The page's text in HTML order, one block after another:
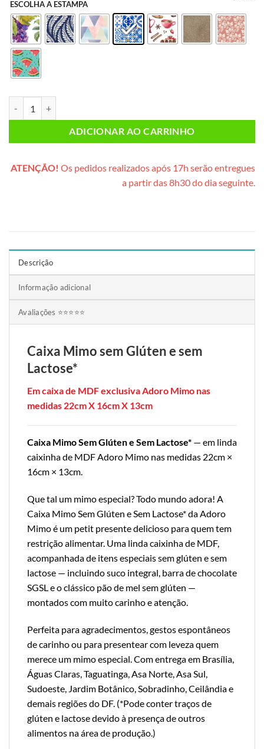
ESCOLHA A ESTAMPA
ADICIONAR AO CARRINHO
ATENÇÃO! Os pedidos realizados após 17h serão entregues
a partir das 8h30 do dia seguinte.
Descrição
Informação adicional
Avaliações ⭐⭐⭐⭐⭐
Caixa Mimosem Glúten e sem
Lactose*
Em caixa de MDF exclusiva Adoro Mimo nas
medidas 22cm X 16cm X 13cm
Caixa Mimo Sem Glúten e Sem Lactose* — em linda
caixinha de MDF Adoro Mimo nas medidas 22cm ×
16cm × 13cm.
Que tal um mimo especial? Todo mundo adora! A
Caixa Mimo Sem Glúten e Sem Lactose* da Adoro
Mimo é um petit presente delicioso para quem tem
restrição alimentar. Uma linda caixinha de MDF,
acompanhada de itens especiais sem glúten e sem
lactose — incluindo suco integral, barra de chocolate
SGSL e o clássico pão de mel sem glúten —
montados com muito carinho e atenção.
Perfeita para agradecimentos, gestos espontâneos
de carinho ou para presentear com leveza quem
merece um mimo especial. Com entrega em Brasília,
Águas Claras, Taguatinga, Asa Norte, Asa Sul,
Sudoeste, Jardim Botânico, Sobradinho, Ceilândia e
demais regiões do DF. (*Pode conter traços de
glúten e lactose devido à presença de outros
alimentos na área de produção.)